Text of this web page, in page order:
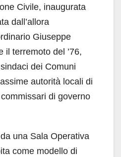
Civile, inaugurata
dall’allora
Giuseppe
il terremoto del ’76,
dei Comuni
autorità locali di
di governo
una Sala Operativa
come modello di